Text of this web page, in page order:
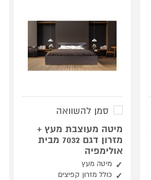
סמן להשוואה
מיטה מעוצבת מעץ +
מזרון דגם 7032 מבית
אולימפיה
מיטה מעץ
כולל מזרון קפיצים